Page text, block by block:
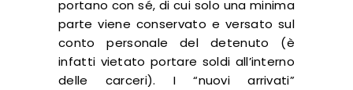
portano con sé, di cui solo una minima
parte viene conservato e versato sul
conto personale del detenuto (è
infatti vietato portare soldi all’interno
delle carceri). I “nuovi arrivati”